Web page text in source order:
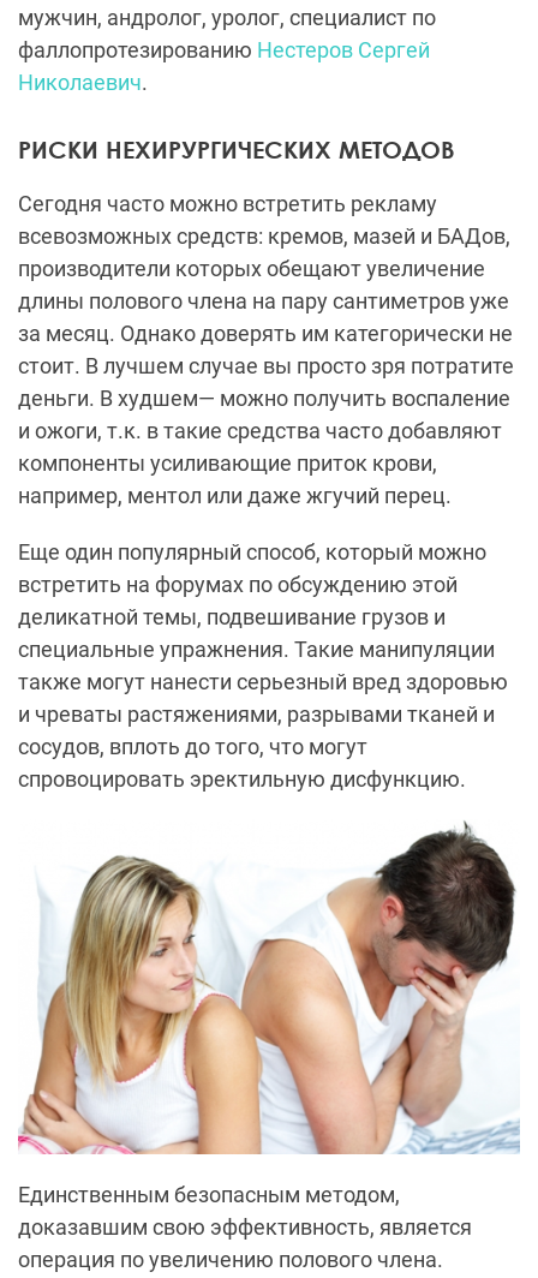
мужчин, андролог, уролог, специалист по
фаллопротезированию Нестеров Сергей
Николаевич.
РИСКИ НЕХИРУРГИЧЕСКИХ МЕТОДОВ
Сегодня часто можно встретить рекламу
всевозможных средств: кремов, мазей и БАДов,
производители которых обещают увеличение
длины полового члена на пару сантиметров уже
за месяц. Однако доверять им категорически не
стоит. В лучшем случае вы просто зря потратите
деньги. В худшем— можно получить воспаление
и ожоги, т.к. в такие средства часто добавляют
компоненты усиливающие приток крови,
например, ментол или даже жгучий перец.
Еще один популярный способ, который можно
встретить на форумах по обсуждению этой
деликатной темы, подвешивание грузов и
специальные упражнения. Такие манипуляции
также могут нанести серьезный вред здоровью
и чреваты растяжениями, разрывами тканей и
сосудов, вплоть до того, что могут
спровоцировать эректильную дисфункцию.
Единственным безопасным методом,
доказавшим свою эффективность, является
операция по увеличению полового члена.